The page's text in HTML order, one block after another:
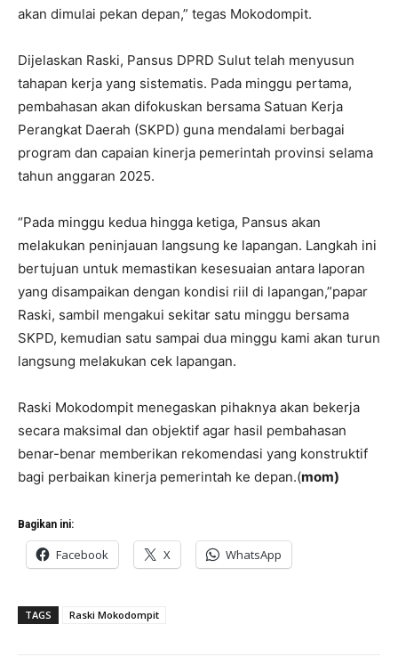
akan dimulai pekan depan,” tegas Mokodompit.
Dijelaskan Raski, Pansus DPRD Sulut telah menyusun
tahapan kerja yang sistematis. Pada minggu pertama,
pembahasan akan difokuskan bersama Satuan Kerja
Perangkat Daerah (SKPD) guna mendalami berbagai
program dan capaian kinerja pemerintah provinsi selama
tahun anggaran 2025.
“Pada minggu kedua hingga ketiga, Pansus akan
melakukan peninjauan langsung ke lapangan. Langkah ini
bertujuan untuk memastikan kesesuaian antara laporan
yang disampaikan dengan kondisi riil di lapangan,”papar
Raski, sambil mengakui sekitar satu minggu bersama
SKPD, kemudian satu sampai dua minggu kami akan turun
langsung melakukan cek lapangan.
Raski Mokodompit menegaskan pihaknya akan bekerja
secara maksimal dan objektif agar hasil pembahasan
benar-benar memberikan rekomendasi yang konstruktif
bagi perbaikan kinerja pemerintah ke depan.(mom)
Bagikan ini:
Facebook X WhatsApp
TAGS Raski Mokodompit